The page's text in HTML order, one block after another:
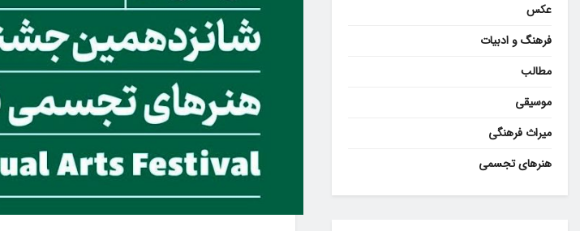
عکس
فرهنگ و ادبیات
مطالب
موسیقی
میراث فرهنگی
هنرهای تجسمی